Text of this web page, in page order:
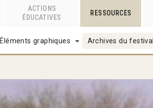
ACTIONS
ÉDUCATIVES
RESSOURCES
Éléments graphiques Archives du festival